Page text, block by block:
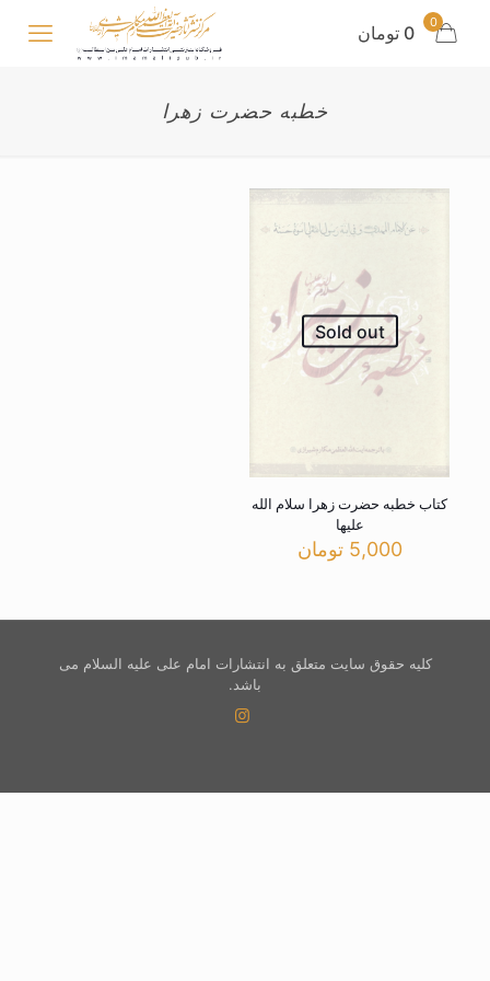
0 0 تومان
خطبه حضرت زهرا
Sold out
کتاب خطبه حضرت زهرا سلام الله
علیها
5,000 تومان
کلیه حقوق سایت متعلق به انتشارات امام علی علیه السلام می
باشد.